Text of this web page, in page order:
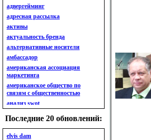
адвергейминг
адресная рассылка
активы
актуальность бренда
альтернативные носители
амбассадор
американская ассоциация
маркетинга
американское общество по
связям с общественностью
анализ swot
анализ бизнес-портфеля
анализ имиджа
Последние 20 обновлений:
elvis dam